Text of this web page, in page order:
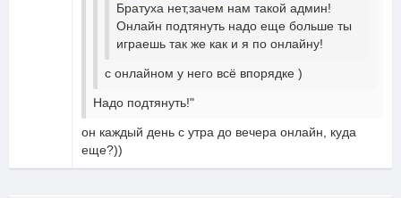
Братуха нет,зачем нам такой админ!
Онлайн подтянуть надо еще больше ты
играешь так же как и я по онлайну!
с онлайном у него всё впорядке )
Надо подтянуть!"
он каждый день с утра до вечера онлайн, куда
еще?))